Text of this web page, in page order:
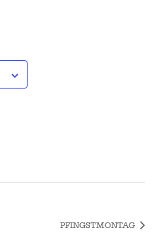
PFINGSTMONTAG